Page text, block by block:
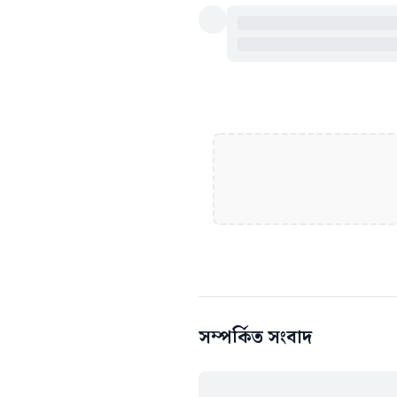
সম্পর্কিত সংবাদ